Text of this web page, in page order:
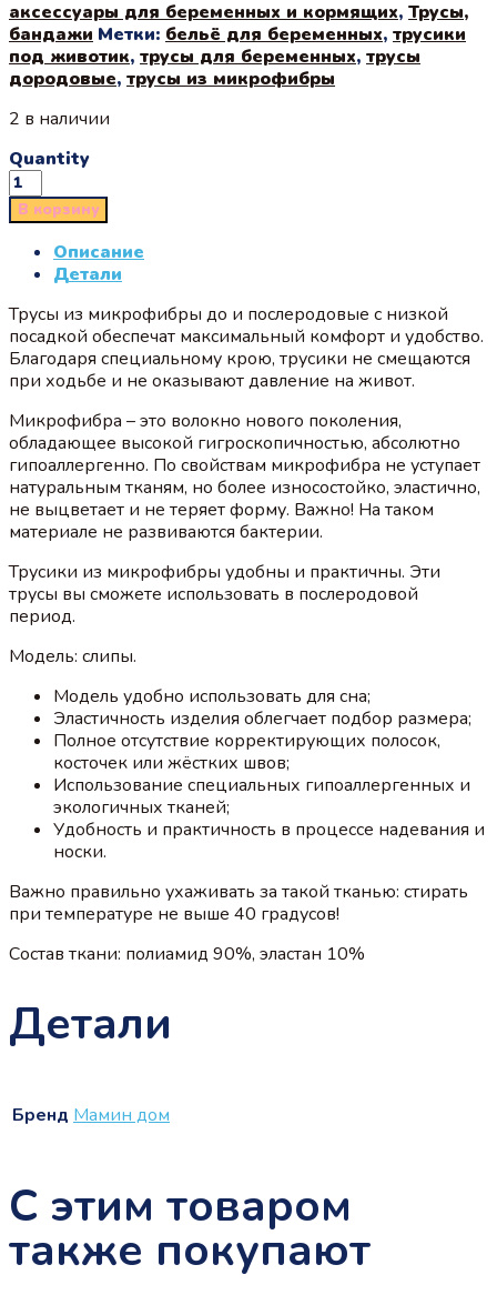
аксессуары для беременных и кормящих, Трусы,
бандажи Метки: бельё для беременных, трусики
под животик, трусы для беременных, трусы
дородовые, трусы из микрофибры
2 в наличии
Quantity
В корзину
Описание
Детали
Трусы из микрофибры до и послеродовые с низкой
посадкой обеспечат максимальный комфорт и удобство.
Благодаря специальному крою, трусики не смещаются
при ходьбе и не оказывают давление на живот.
Микрофибра – это волокно нового поколения,
обладающее высокой гигроскопичностью, абсолютно
гипоаллергенно. По свойствам микрофибра не уступает
натуральным тканям, но более износостойко, эластично,
не выцветает и не теряет форму. Важно! На таком
материале не развиваются бактерии.
Трусики из микрофибры удобны и практичны. Эти
трусы вы сможете использовать в послеродовой
период.
Модель: слипы.
Модель удобно использовать для сна;
Эластичность изделия облегчает подбор размера;
Полное отсутствие корректирующих полосок,
косточек или жёстких швов;
Использование специальных гипоаллергенных и
экологичных тканей;
Удобность и практичность в процессе надевания и
носки.
Важно правильно ухаживать за такой тканью: стирать
при температуре не выше 40 градусов!
Состав ткани: полиамид 90%, эластан 10%
Детали
Бренд Мамин дом
С этим товаром
также покупают